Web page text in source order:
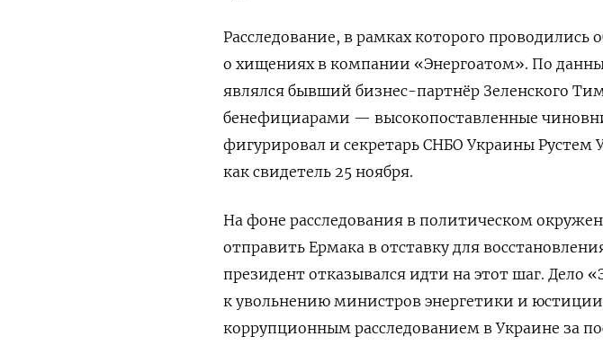
Расследование, в рамках которого проводились
о хищениях в компании «Энергоатом». По
являлся бывший бизнес-партнёр Зеленского
бенефициарами — высокопоставленные
фигурировал и секретарь СНБО Украины
как свидетель 25 ноября.
На фоне расследования в политическом
отправить Ермака в отставку для
президент отказывался идти на этот шаг. Дело
к увольнению министров энергетики и
коррупционным расследованием в Украине за